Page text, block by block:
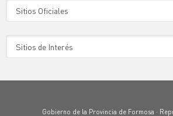
Gobierno de la Provincia de Formosa ·